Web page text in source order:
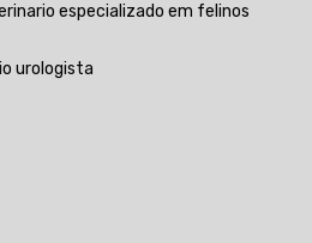
especializado em felinos
urologista